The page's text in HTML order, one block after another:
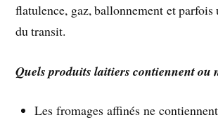
flatulence, gaz, ballonnement et parfois
du transit.
Quels produits laitiers contiennent ou
Les fromages affinés ne